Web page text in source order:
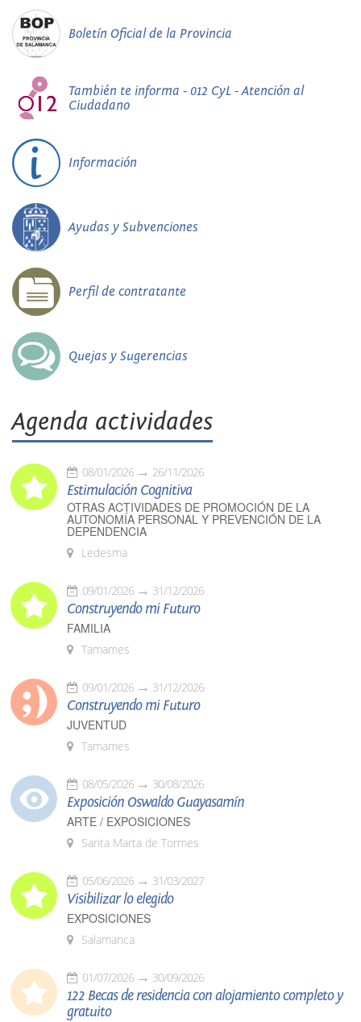
Boletín Oficial de la Provincia
También te informa - 012 CyL - Atención al
Ciudadano
Información
Ayudas y Subvenciones
Perfil de contratante
Quejas y Sugerencias
Agenda actividades
08/01/2026 26/11/2026
Estimulación Cognitiva
OTRAS ACTIVIDADES DE PROMOCIÓN DE LA
AUTONOMÍA PERSONAL Y PREVENCIÓN DE LA
DEPENDENCIA
Ledesma
09/01/2026 31/12/2026
Construyendo mi Futuro
FAMILIA
Tamames
09/01/2026 31/12/2026
Construyendo mi Futuro
JUVENTUD
Tamames
08/05/2026 30/08/2026
Exposición Oswaldo Guayasamín
ARTE / EXPOSICIONES
Santa Marta de Tormes
05/06/2026 31/03/2027
Visibilizar lo elegido
EXPOSICIONES
Salamanca
01/07/2026 30/09/2026
122 Becas de residencia con alojamiento completo y
gratuito